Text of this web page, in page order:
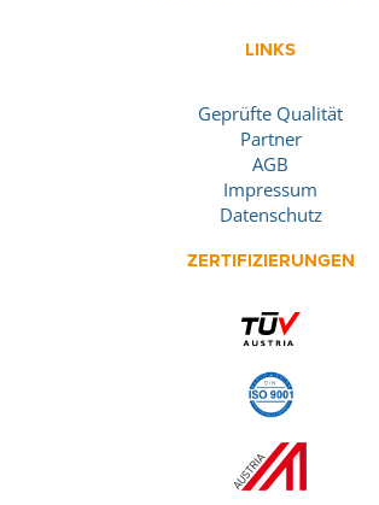
LINKS
Geprüfte Qualität
Partner
AGB
Impressum
Datenschutz
ZERTIFIZIERUNGEN